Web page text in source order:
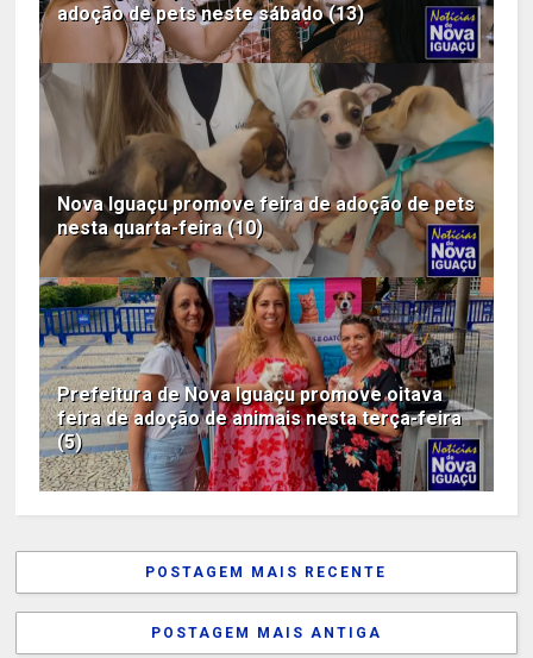
adoção de pets neste sábado (13)
Nova Iguaçu promove feira de adoção de pets
nesta quarta-feira (10)
Prefeitura de Nova Iguaçu promove oitava
feira de adoção de animais nesta terça-feira
(5)
POSTAGEM MAIS RECENTE
POSTAGEM MAIS ANTIGA